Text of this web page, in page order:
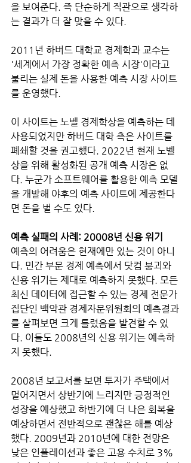
을 보여준다. 즉 단순하게 직관으로 생각하
는 결과가 더 잘 맞을 수 있다.
2011년 하버드 대학교 경제학과 교수는
'세계에서 가장 정확한 예측 시장'이라고
불리는 실제 돈을 사용한 예측 시장 사이트
를 운영했다.
이 사이트는 노벨 경제학상을 예측하는 데
사용되었지만 하버드 대학 측은 사이트를
폐쇄할 것을 권고했다. 2022년 현재 노벨
상을 위해 활성화된 공개 예측 시장은 없
다. 누군가 소프트웨어를 활용한 예측 모델
을 개발해 야후의 예측 사이트에 제공한다
면 돈을 벌 수도 있다.
예측 실패의 사례: 20008년 신용 위기
예측의 어려움은 현재에만 있는 것이 아니
다. 민간 부문 경제 예측에서 닷컴 붕괴와
신용 위기는 제대로 예측하지 못했다. 모든
최신 데이터에 접근할 수 있는 경제 전문가
집단인 백악관 경제자문위원회의 예측결과
를 살펴보면 크게 틀렸음을 발견할 수 있
다. 이들도 2008년의 신용 위기는 예측하
지 못했다.
2008년 보고서를 보면 투자가 주택에서
멀어지면서 상반기에 느리지만 긍정적인
성장을 예상했고 하반기에 더 나은 회복을
예상하면서 전반적으로 괜찮은 해를 예상
했다. 2009년과 2010년에 대한 전망은
낮은 인플레이션과 좋은 고용 수치로 3%